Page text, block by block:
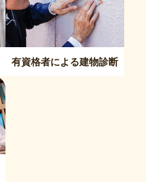
有資格者による建物診断